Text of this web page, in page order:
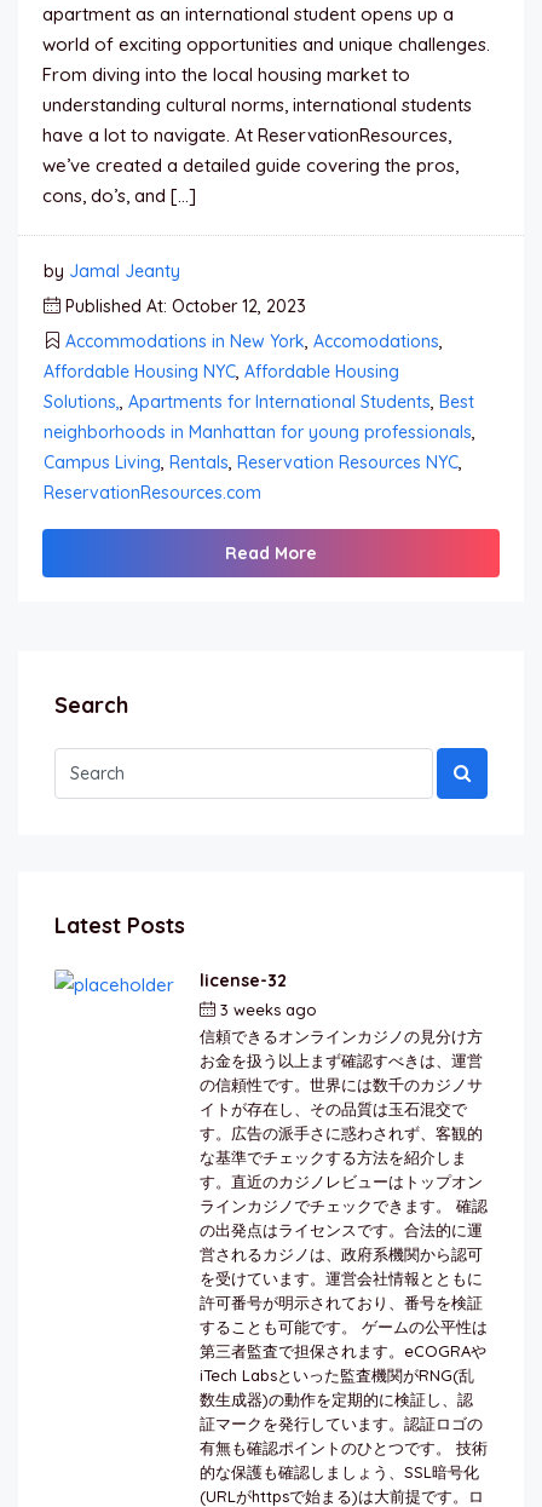
apartment as an international student opens up a
world of exciting opportunities and unique challenges.
From diving into the local housing market to
understanding cultural norms, international students
have a lot to navigate. At ReservationResources,
we’ve created a detailed guide covering the pros,
cons, do’s, and […]
by Jamal Jeanty
Published At: October 12, 2023
Accommodations in New York, Accomodations,
Affordable Housing NYC, Affordable Housing
Solutions,, Apartments for International Students, Best
neighborhoods in Manhattan for young professionals,
Campus Living, Rentals, Reservation Resources NYC,
ReservationResources.com
Read More
Search
Latest Posts
license-32
3 weeks ago
信頼できるオンラインカジノの見分け方
お金を扱う以上まず確認すべきは、運営
の信頼性です。世界には数千のカジノサ
イトが存在し、その品質は玉石混交で
す。広告の派手さに惑わされず、客観的
な基準でチェックする方法を紹介しま
す。直近のカジノレビューはトップオン
ラインカジノでチェックできます。 確認
の出発点はライセンスです。合法的に運
営されるカジノは、政府系機関から認可
を受けています。運営会社情報とともに
許可番号が明示されており、番号を検証
することも可能です。 ゲームの公平性は
第三者監査で担保されます。eCOGRAや
iTech Labsといった監査機関がRNG(乱
数生成器)の動作を定期的に検証し、認
証マークを発行しています。認証ロゴの
有無も確認ポイントのひとつです。 技術
的な保護も確認しましょう、SSL暗号化
(URLがhttpsで始まる)は大前提です。ロ